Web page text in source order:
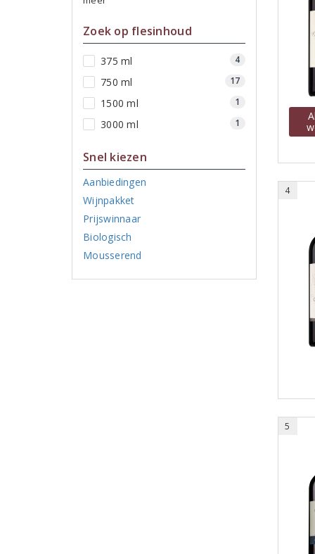
Zoek op flesinhoud
375 ml 4
750 ml 17
1500 ml 1
3000 ml 1
Snel kiezen
Aanbiedingen
Wijnpakket
Prijswinnaar
Biologisch
Mousserend
4
5